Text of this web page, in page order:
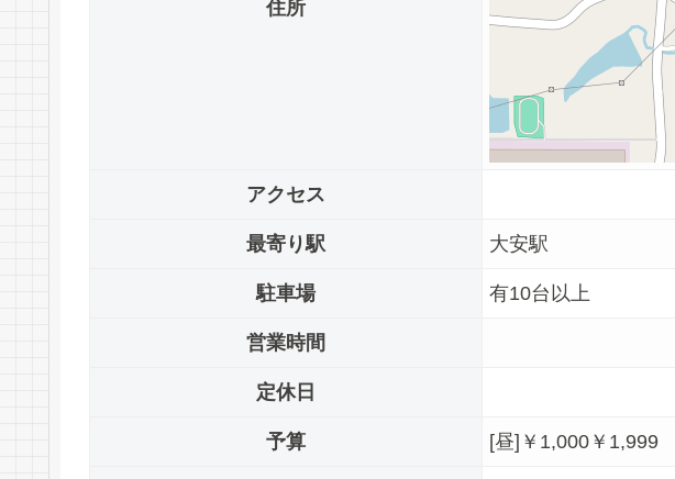
住所
アクセス
最寄り駅 大安駅
駐車場 有10台以上
営業時間
定休日
予算 [昼]￥1,000￥1,999